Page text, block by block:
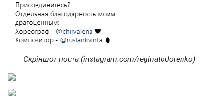
Скріншот поста (instagram.com/reginatodorenko)